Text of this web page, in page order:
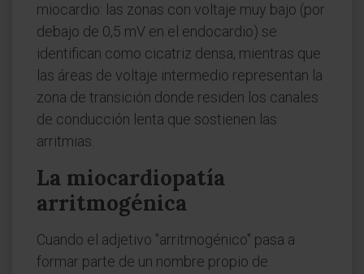
miocardio: las zonas con voltaje muy bajo (por
debajo de 0,5 mV en el endocardio) se
identifican como cicatriz densa, mientras que
las áreas de voltaje intermedio representan la
zona de transición donde residen los canales
de conducción lenta que sostienen las
arritmias.
La miocardiopatía
arritmogénica
Cuando el adjetivo "arritmogénico" pasa a
formar parte de un nombre propio de